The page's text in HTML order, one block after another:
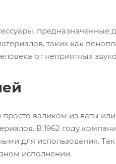
таких как
от неприятных
валиком из ваты
В 1962 году
для использования.
исполнении.